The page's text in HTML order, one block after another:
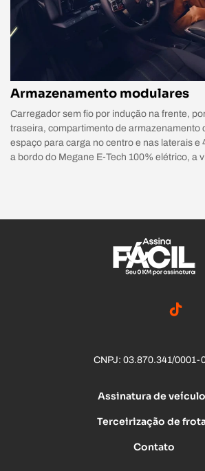
Armazenamento modulares
Carregador sem fio por indução na frente,
traseira, compartimento de armazenamento
espaço para carga no centro e nas laterais e
a bordo do Megane E-Tech 100% elétrico, a
CNPJ: 03.870.341/0001-
Assinatura de
Terceirização de
Contato